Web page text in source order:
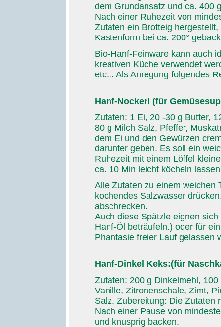
dem Grundansatz und ca. 400
Nach einer Ruhezeit von
Zutaten ein Brotteig
Kastenform bei ca. 200°
Bio-Hanf-Feinware kann auch
kreativen Küche verwendet
etc... Als Anregung folgendes
Hanf-Nockerl (für
Zutaten: 1 Ei, 20 -30 g Butter,
80 g Milch Salz, Pfeffer,
dem Ei und den Gewürzen
darunter geben. Es soll ein
Ruhezeit mit einem Löffel
ca. 10 Min leicht köcheln
Alle Zutaten zu einem weichen
kochendes Salzwasser
abschrecken.
Auch diese Spätzle eignen
Hanf-Öl beträufeln.) oder für
Phantasie freier Lauf gelassen
Hanf-Dinkel Keks:(für
Zutaten: 200 g Dinkelmehl,
Vanille, Zitronenschale, Zimt,
Salz. Zubereitung: Die Zutaten
Nach einer Pause von
und knusprig backen.